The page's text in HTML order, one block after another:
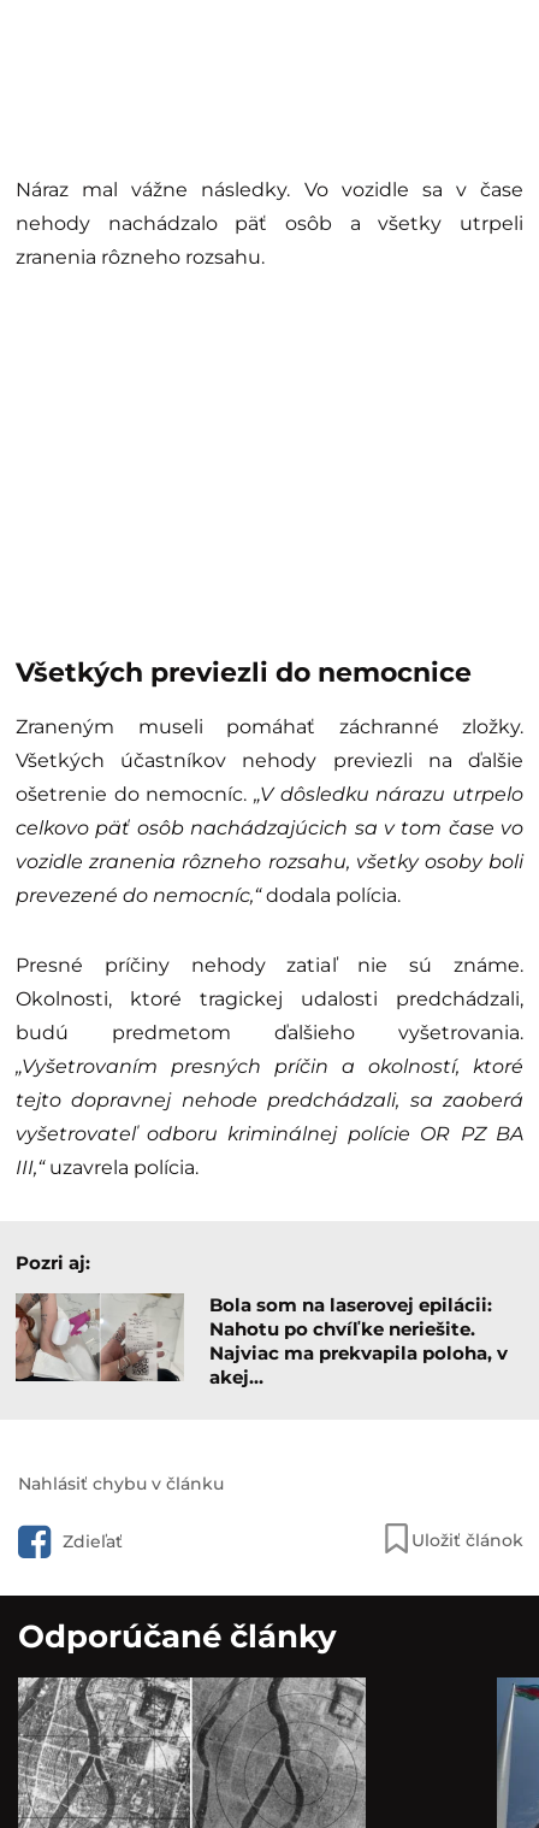
Náraz mal vážne následky. Vo vozidle sa v čase
nehody nachádzalo päť osôb a všetky utrpeli
zranenia rôzneho rozsahu.
Všetkých previezli do nemocnice
Zraneným museli pomáhať záchranné zložky.
Všetkých účastníkov nehody previezli na ďalšie
ošetrenie do nemocníc. „V dôsledku nárazu utrpelo
celkovo päť osôb nachádzajúcich sa v tom čase vo
vozidle zranenia rôzneho rozsahu, všetky osoby boli
prevezené do nemocníc,“dodala polícia.
Presné príčiny nehody zatiaľ nie sú známe.
Okolnosti, ktoré tragickej udalosti predchádzali,
budú predmetom ďalšieho vyšetrovania.
„Vyšetrovaním presných príčin a okolností, ktoré
tejto dopravnej nehode predchádzali, sa zaoberá
vyšetrovateľ odboru kriminálnej polície OR PZ BA
III,“uzavrela polícia.
Pozri aj:
Bola som na laserovej epilácii:
Nahotu po chvíľke neriešite.
Najviac ma prekvapila poloha, v
akej…
Nahlásiť chybu v článku
Zdieľať Uložiť článok
Odporúčané články